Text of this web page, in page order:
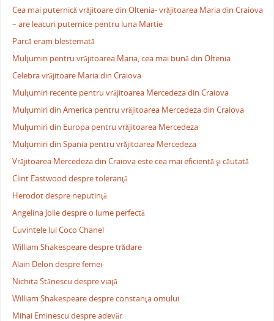
Cea mai puternică vrăjitoare din Oltenia- vrăjitoarea Maria din Craiova
– are leacuri puternice pentru luna Martie
Parcă eram blestemată
Mulţumiri pentru vrăjitoarea Maria, cea mai bună din Oltenia
Celebra vrăjitoare Maria din Craiova
Mulţumiri recente pentru vrăjitoarea Mercedeza din Craiova
Mulţumiri din America pentru vrăjitoarea Mercedeza din Craiova
Mulţumiri din Europa pentru vrăjitoarea Mercedeza
Mulţumiri din Spania pentru vrăjitoarea Mercedeza
Vrăjitoarea Mercedeza din Craiova este cea mai eficientă şi căutată
Clint Eastwood despre toleranţă
Herodot despre neputinţă
Angelina Jolie despre o lume perfectă
Cuvintele lui Coco Chanel
William Shakespeare despre trădare
Alain Delon despre femei
Nichita Stănescu despre viaţă
William Shakespeare despre constanţa omului
Mihai Eminescu despre adevăr